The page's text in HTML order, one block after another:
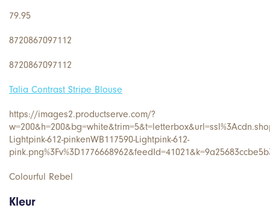
79.95
8720867097112
8720867097112
Talia Contrast Stripe Blouse
https://images2.productserve.com/?
Lightpink-612-pinkenWB117590-Lightpink-612-
Colourful Rebel
Kleur